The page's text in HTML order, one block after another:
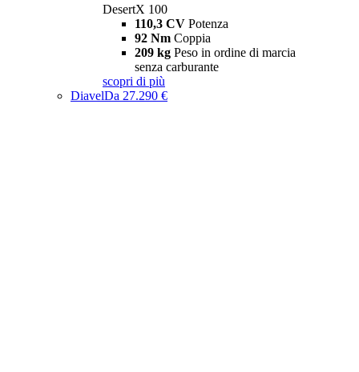
DesertX 100
110,3 CV Potenza
92 Nm Coppia
209 kg Peso in ordine di marcia
senza carburante
scopri di più
DiavelDa 27.290 €